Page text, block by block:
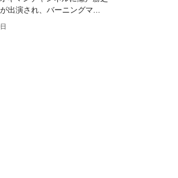
出演され、バーニングマ...